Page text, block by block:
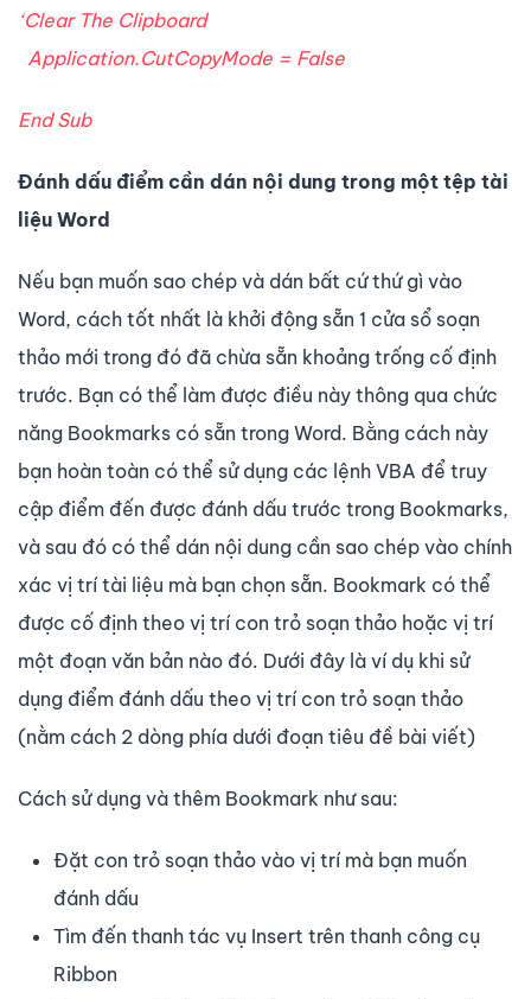
‘Clear The Clipboard
Application.CutCopyMode = False
End Sub
Đánh dấu điểm cần dán nội dung trong một tệp tài
liệu Word
Nếu bạn muốn sao chép và dán bất cứ thứ gì vào
Word, cách tốt nhất là khởi động sẵn 1 cửa sổ soạn
thảo mới trong đó đã chừa sẵn khoảng trống cố định
trước. Bạn có thể làm được điều này thông qua chức
năng Bookmarks có sẵn trong Word. Bằng cách này
bạn hoàn toàn có thể sử dụng các lệnh VBA để truy
cập điểm đến được đánh dấu trước trong Bookmarks,
và sau đó có thể dán nội dung cần sao chép vào chính
xác vị trí tài liệu mà bạn chọn sẵn. Bookmark có thể
được cố định theo vị trí con trỏ soạn thảo hoặc vị trí
một đoạn văn bản nào đó. Dưới đây là ví dụ khi sử
dụng điểm đánh dấu theo vị trí con trỏ soạn thảo
(nằm cách 2 dòng phía dưới đoạn tiêu đề bài viết)
Cách sử dụng và thêm Bookmark như sau:
Đặt con trỏ soạn thảo vào vị trí mà bạn muốn
đánh dấu
Tìm đến thanh tác vụ Insert trên thanh công cụ
Ribbon